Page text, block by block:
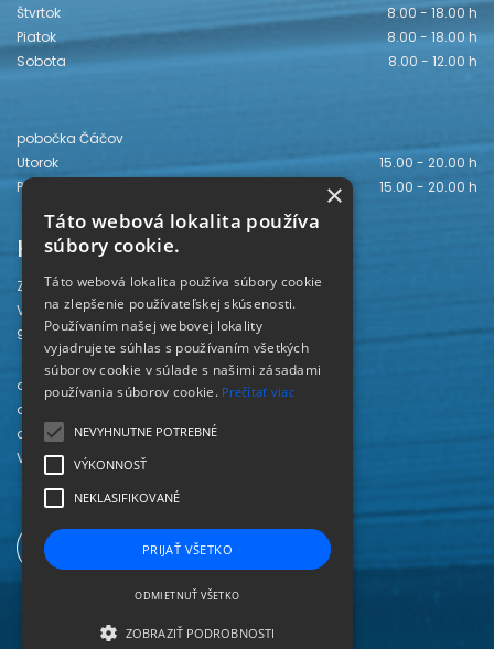
Štvrtok
8.00 - 18.00 h
Piatok
8.00 - 18.00 h
Sobota
8.00 - 12.00 h
pobočka Čáčov
Utorok
15.00 - 20.00 h
Piatok
15.00 - 20.00 h
Kontakt
Záhorská knižnica
Vajanského 28
905 01 Senica
odd. beletrie 034/654 3780
odd. odbornej literatúry 034/651 2710
odd. pre deti a mládež 034/654 6519
Viac kontaktov nájdete
×
Táto webová lokalita používa
súbory cookie.
Táto webová lokalita používa súbory cookie
na zlepšenie používateľskej skúsenosti.
Používaním našej webovej lokality
vyjadrujete súhlas s používaním všetkých
súborov cookie v súlade s našimi zásadami
používania súborov cookie. Prečítať viac
NEVYHNUTNE POTREBNÉ
VÝKONNOSŤ
NEKLASIFIKOVANÉ
PRIJAŤ VŠETKO
ODMIETNUŤ VŠETKO
ZOBRAZIŤ PODROBNOSTI